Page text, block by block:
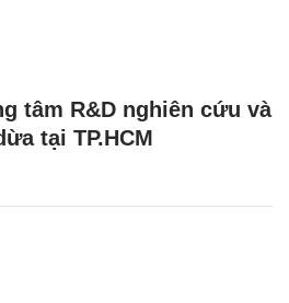
tâm R&D nghiên cứu và
tại TP.HCM